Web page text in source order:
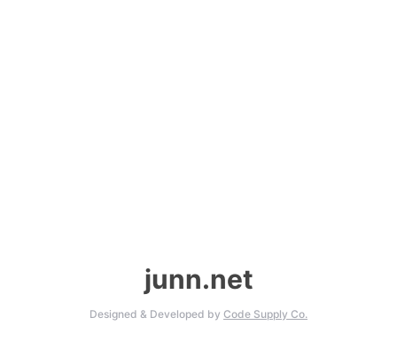
junn.net
Designed & Developed by Code Supply Co.